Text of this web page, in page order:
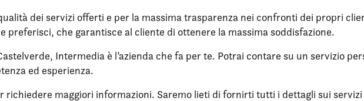
dei servizi offerti e per la massima trasparenza nei confronti dei propri
preferisci, che garantisce al cliente di ottenere la massima soddisfazione.
Intermedia è l’azienda che fa per te. Potrai contare su un servizio
ed esperienza.
richiedere maggiori informazioni. Saremo lieti di fornirti tutti i dettagli sui